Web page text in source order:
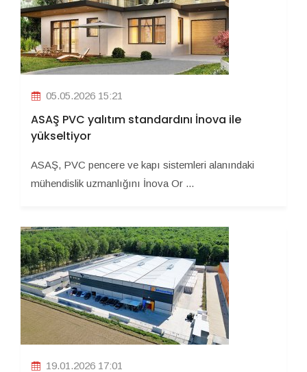
05.05.2026 15:21
ASAŞ PVC yalıtım standardını İnova ile
yükseltiyor
ASAŞ, PVC pencere ve kapı sistemleri alanındaki
mühendislik uzmanlığını İnova Or ...
19.01.2026 17:01